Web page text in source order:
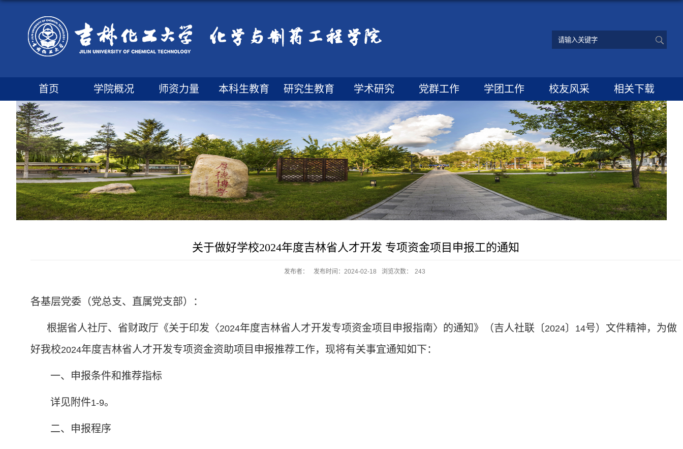
首页 学院概况 师资力量 本科生教育 研究生教育 学术研究 党群工作 学团工作 校友风采 相关下载
关于做好学校2024年度吉林省人才开发 专项资金项目申报工的通知
发布者： 发布时间：2024-02-18 浏览次数： 243
各基层党委（党总支、直属党支部）：
根据省人社厅、省财政厅《关于印发〈2024年度吉林省人才开发专项资金项目申报指南〉的通知》（吉人社联〔 2024〕 14号）文件精神，为做
好我校2024年度吉林省人才开发专项资金资助项目申报推荐工作，现将有关事宜通知如下：
一、申报条件和推荐指标
详见附件1-9。
二、申报程序